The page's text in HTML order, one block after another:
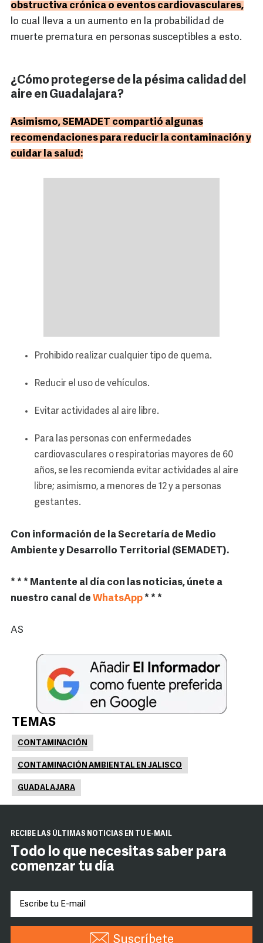
obstructiva crónica o eventos cardiovasculares,
lo cual lleva a un aumento en la probabilidad de
muerte prematura en personas susceptibles a esto.
¿Cómo protegerse de la pésima calidad del
aire en Guadalajara?
Asimismo, SEMADET compartió algunas
recomendaciones para reducir la contaminación y
cuidar la salud:
Prohibido realizar cualquier tipo de quema.
Reducir el uso de vehículos.
Evitar actividades al aire libre.
Para las personas con enfermedades
cardiovasculares o respiratorias mayores de 60
años, se les recomienda evitar actividades al aire
libre; asimismo, a menores de 12 y a personas
gestantes.
Con información de la Secretaría de Medio
Ambiente y Desarrollo Territorial (SEMADET).
* * * Mantente al día con las noticias, únete a
nuestro canal de WhatsApp* * *
AS
TEMAS
CONTAMINACIÓN
CONTAMINACIÓN AMBIENTAL EN JALISCO
GUADALAJARA
RECIBE LAS ÚLTIMAS NOTICIAS EN TU E-MAIL
Todo lo que necesitas saber para
comenzar tu día
Suscríbete